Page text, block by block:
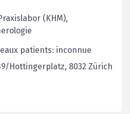
(KHM),
patients: inconnue
Hottingerplatz, 8032 Zürich